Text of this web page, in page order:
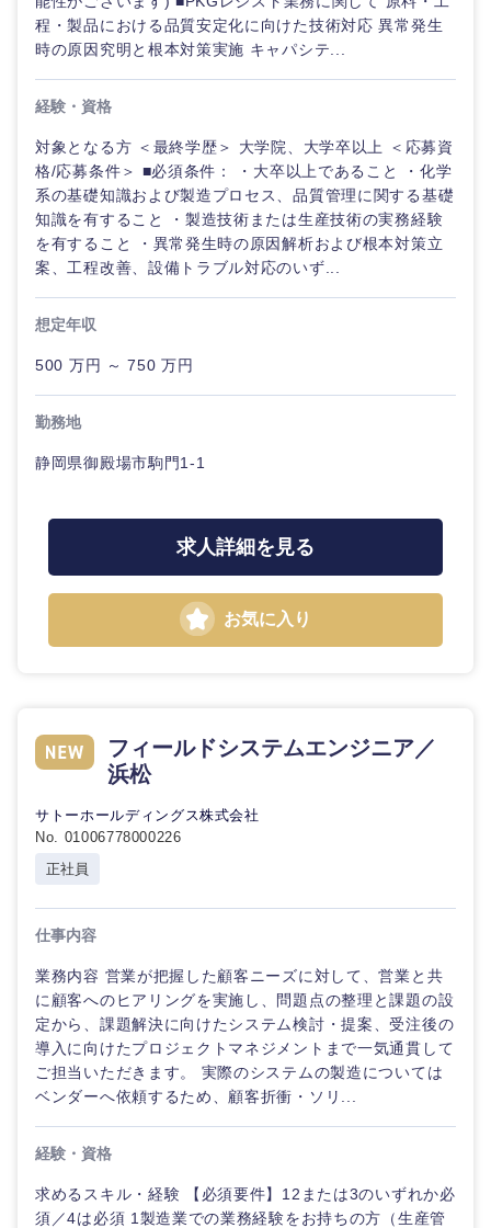
程・製品における品質安定化に向けた技術対応 異常発生
時の原因究明と根本対策実施 キャパシテ...
経験・資格
対象となる方 ＜最終学歴＞ 大学院、大学卒以上 ＜応募資
格/応募条件＞ ■必須条件： ・大卒以上であること ・化学
系の基礎知識および製造プロセス、品質管理に関する基礎
知識を有すること ・製造技術または生産技術の実務経験
を有すること ・異常発生時の原因解析および根本対策立
案、工程改善、設備トラブル対応のいず...
想定年収
500 万円 ～ 750 万円
勤務地
静岡県御殿場市駒門1-1
求人詳細を見る
お気に入り
フィールドシステムエンジニア／
浜松
サトーホールディングス株式会社
No. 01006778000226
正社員
仕事内容
業務内容 営業が把握した顧客ニーズに対して、営業と共
に顧客へのヒアリングを実施し、問題点の整理と課題の設
定から、課題解決に向けたシステム検討・提案、受注後の
導入に向けたプロジェクトマネジメントまで一気通貫して
ご担当いただきます。 実際のシステムの製造については
ベンダーへ依頼するため、顧客折衝・ソリ...
経験・資格
求めるスキル・経験 【必須要件】12または3のいずれか必
須／4は必須 1製造業での業務経験をお持ちの方（生産管